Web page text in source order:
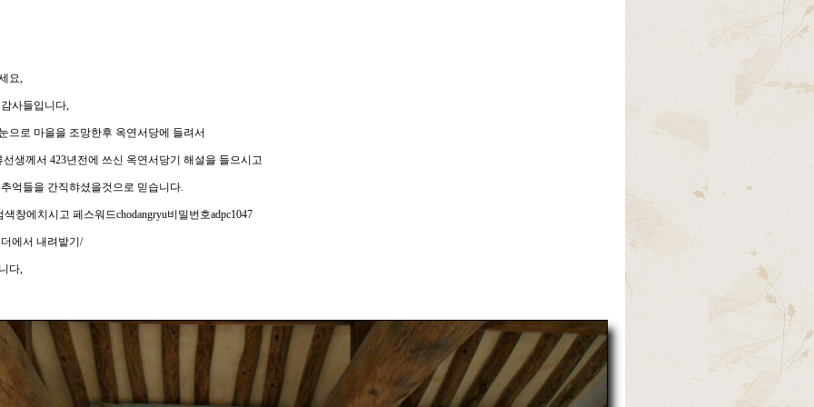
요,
사들입니다,
으로 마을을 조망한후 옥연서당에 들려서
생께서 423년전에 쓰신 옥연서당기 해설을 들으시고
억들을 간직햐셨을것으로 믿습니다.
창에치시고 페스워드chodangryu비밀번호adpc1047
에서 내려밭기/
다,